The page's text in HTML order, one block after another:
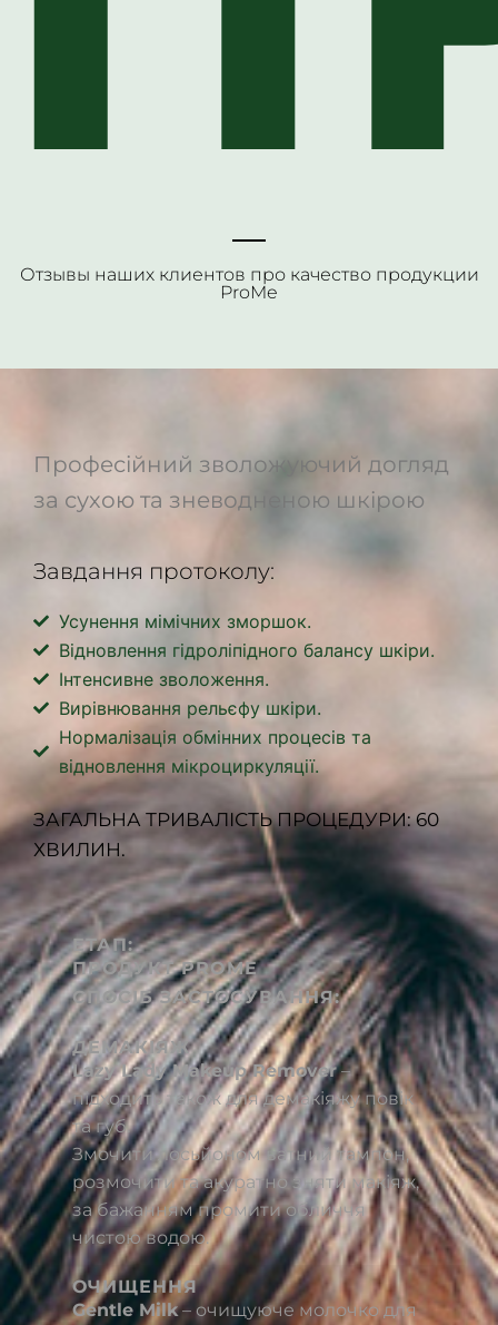
Отзывы наших клиентов про качество продукции
ProMe
Професійний зволожуючий догляд
за сухою та зневодненою шкірою
Завдання протоколу:
Усунення мімічних зморшок.
Відновлення гідроліпідного балансу шкіри.
Інтенсивне зволоження.
Вирівнювання рельєфу шкіри.
Нормалізація обмінних процесів та
відновлення мікроциркуляції.
ЗАГАЛЬНА ТРИВАЛІСТЬ ПРОЦЕДУРИ: 60
ХВИЛИН.
ЕТАП:
ПРОДУКТ PROME
СПОСІБ ЗАСТОСУВАННЯ:
ДЕМАКІЯЖ
Lazy Lady Makeup Remover–
підходить також для демакіяжу повік
та губ.
Змочити лосьйоном ватний тампон,
розмочити та акуратно зняти макіяж,
за бажанням промити обличчя
чистою водою.
ОЧИЩЕННЯ
Gentle Milk– очищуюче молочко для